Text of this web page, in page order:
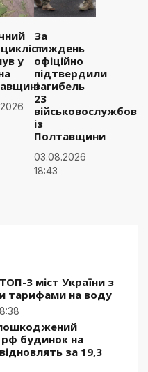
3 міст України з
тарифами на воду
рф будинок на
за 19,3
у
За
тиждень
офіційно
підтвердили
загибель
23
із
Полтавщини
03.08.2026
18:43